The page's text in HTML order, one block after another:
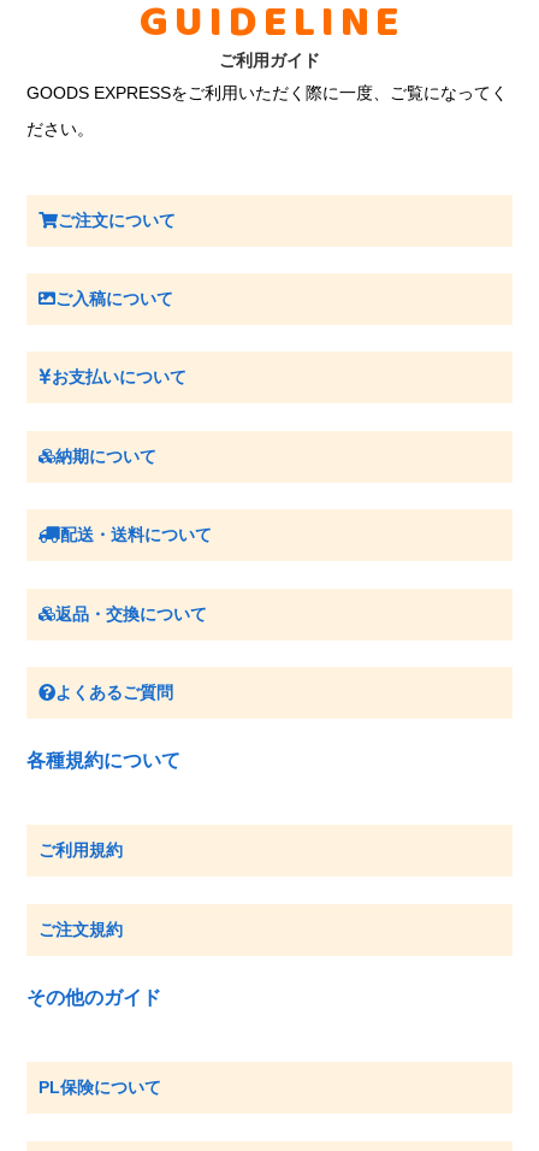
GUIDELINE
ご利用ガイド
GOODS EXPRESSをご利用いただく際に一度、ご覧になってく
ださい。
ご注文について
ご入稿について
お支払いについて
納期について
配送・送料について
返品・交換について
よくあるご質問
各種規約について
ご利用規約
ご注文規約
その他のガイド
PL保険について